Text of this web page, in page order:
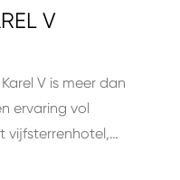
V
V is meer dan
ervaring vol
vijfsterrenhotel,…